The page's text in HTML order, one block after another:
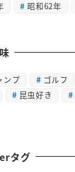
昭和62年
ンプ ゴルフ
昆虫好き
タグ